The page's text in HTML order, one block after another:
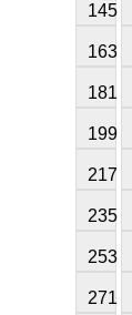
145
163
181
199
217
235
253
271